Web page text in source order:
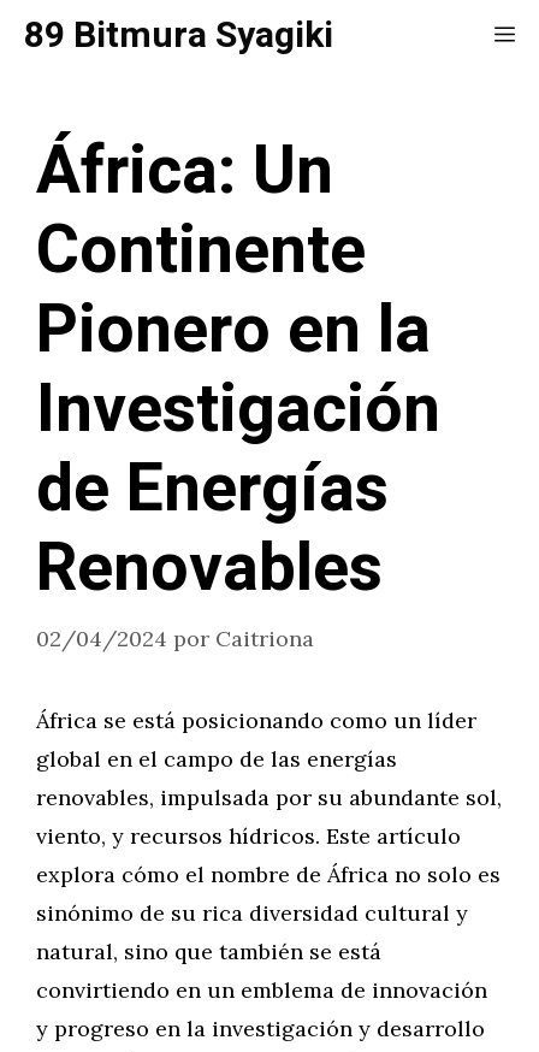
Saltar
89 Bitmura Syagiki
África: Un
Continente
Pionero en la
Investigación
de Energías
Renovables
02/04/2024 por Caitriona
África se está posicionando como un líder
global en el campo de las energías
renovables, impulsada por su abundante sol,
viento, y recursos hídricos. Este artículo
explora cómo el nombre de África no solo es
sinónimo de su rica diversidad cultural y
natural, sino que también se está
convirtiendo en un emblema de innovación
y progreso en la investigación y desarrollo